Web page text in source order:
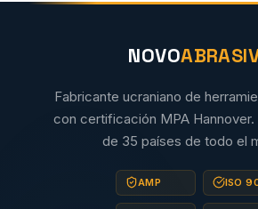
NOVO
Fabricante ucraniano de
con certificación MPA Hannover.
de 35 países de todo el
AMP ISO